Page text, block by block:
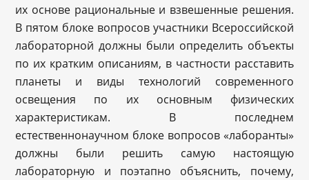
их основе рациональные и взвешенные решения.
В пятом блоке вопросов участники Всероссийской
лабораторной должны были определить объекты
по их кратким описаниям, в частности расставить
планеты и виды технологий современного
освещения по их основным физических
характеристикам. В последнем
естественнонаучном блоке вопросов «лаборанты»
должны были решить самую настоящую
лабораторную и поэтапно объяснить, почему,